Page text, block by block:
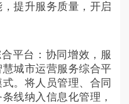
提升服务质量，开启
平台：协同增效，服
城市运营服务综合平
。将人员管理、合同
线纳入信息化管理，